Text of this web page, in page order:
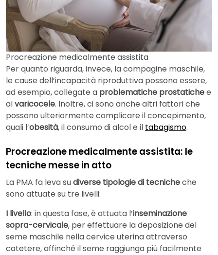
Procreazione medicalmente assistita
Per quanto riguarda, invece, la compagine maschile,
le cause dell’incapacità riproduttiva possono essere,
ad esempio, collegate a problematiche prostatichee
alvaricocele. Inoltre, ci sono anche altri fattori che
possono ulteriormente complicare il concepimento,
quali l’obesità, il consumo di alcol e il tabagismo.
Procreazione medicalmente assistita: le
tecniche messe in atto
La PMA fa leva sudiverse tipologie di tecnicheche
sono attuate su tre livelli:
I livello: in questa fase, è attuata l’inseminazione
sopra-cervicale, per effettuare la deposizione del
seme maschile nella cervice uterina attraverso
catetere, affinché il seme raggiunga più facilmente